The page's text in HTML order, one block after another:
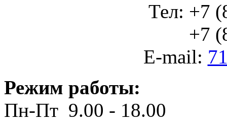
Тел: +7
+7
E-mail:
Режим работы:
Пн-Пт 9.00 - 18.00